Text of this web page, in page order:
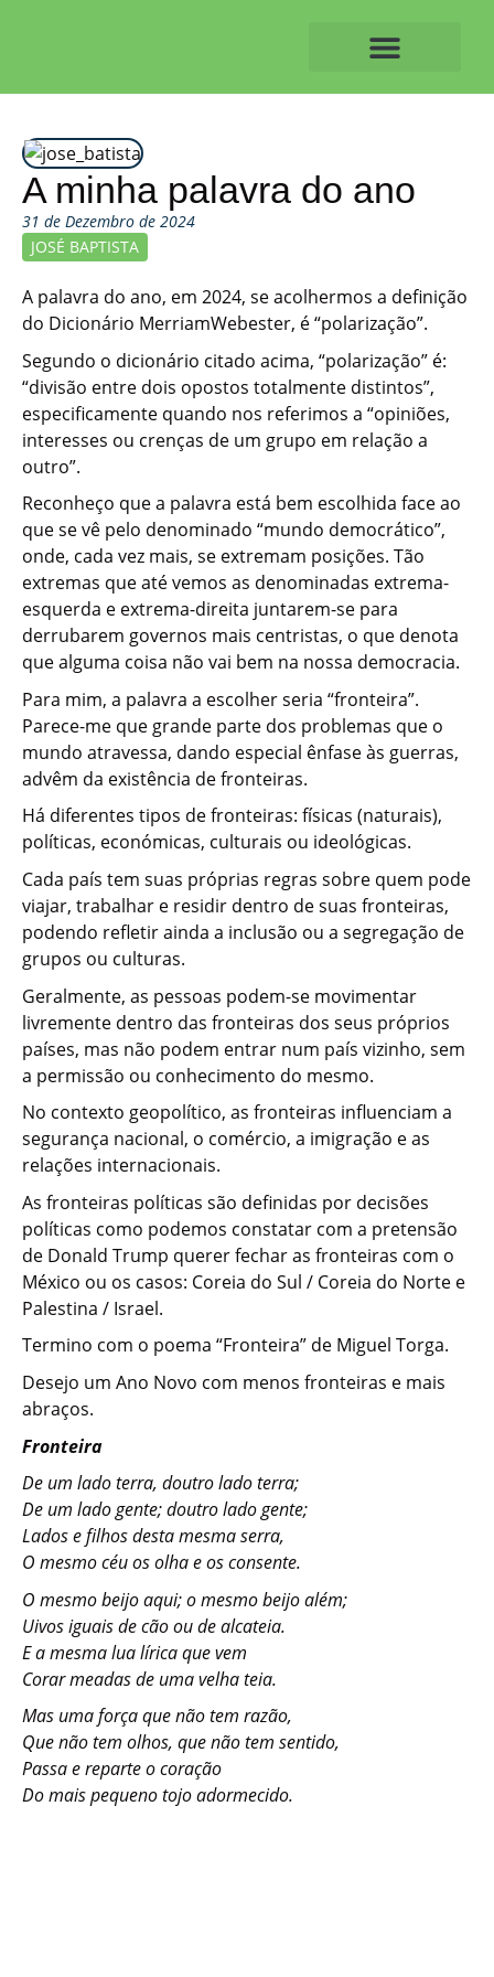
A minha palavra do ano
31 de Dezembro de 2024
JOSÉ BAPTISTA
A palavra do ano, em 2024, se acolhermos a definição
do Dicionário MerriamWebester, é “polarização”.
Segundo o dicionário citado acima, “polarização” é:
“divisão entre dois opostos totalmente distintos”,
especificamente quando nos referimos a “opiniões,
interesses ou crenças de um grupo em relação a
outro”.
Reconheço que a palavra está bem escolhida face ao
que se vê pelo denominado “mundo democrático”,
onde, cada vez mais, se extremam posições. Tão
extremas que até vemos as denominadas extrema-
esquerda e extrema-direita juntarem-se para
derrubarem governos mais centristas, o que denota
que alguma coisa não vai bem na nossa democracia.
Para mim, a palavra a escolher seria “fronteira”.
Parece-me que grande parte dos problemas que o
mundo atravessa, dando especial ênfase às guerras,
advêm da existência de fronteiras.
Há diferentes tipos de fronteiras: físicas (naturais),
políticas, económicas, culturais ou ideológicas.
Cada país tem suas próprias regras sobre quem pode
viajar, trabalhar e residir dentro de suas fronteiras,
podendo refletir ainda a inclusão ou a segregação de
grupos ou culturas.
Geralmente, as pessoas podem-se movimentar
livremente dentro das fronteiras dos seus próprios
países, mas não podem entrar num país vizinho, sem
a permissão ou conhecimento do mesmo.
No contexto geopolítico, as fronteiras influenciam a
segurança nacional, o comércio, a imigração e as
relações internacionais.
As fronteiras políticas são definidas por decisões
políticas como podemos constatar com a pretensão
de Donald Trump querer fechar as fronteiras com o
México ou os casos: Coreia do Sul / Coreia do Norte e
Palestina / Israel.
Termino com o poema “Fronteira” de Miguel Torga.
Desejo um Ano Novo com menos fronteiras e mais
abraços.
Fronteira
De um lado terra, doutro lado terra;
De um lado gente; doutro lado gente;
Lados e filhos desta mesma serra,
O mesmo céu os olha e os consente.
O mesmo beijo aqui; o mesmo beijo além;
Uivos iguais de cão ou de alcateia.
E a mesma lua lírica que vem
Corar meadas de uma velha teia.
Mas uma força que não tem razão,
Que não tem olhos, que não tem sentido,
Passa e reparte o coração
Do mais pequeno tojo adormecido.